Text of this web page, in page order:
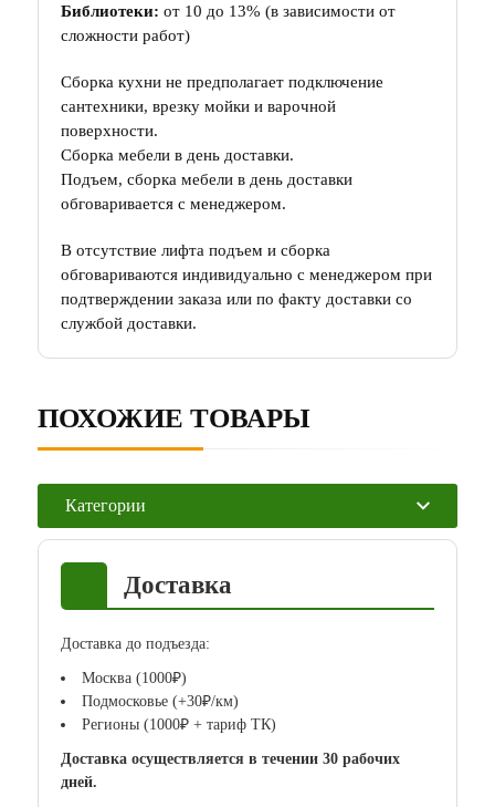
Категории
Доставка
Доставка до подъезда:
Москва (1000₽)
Подмосковье (+30₽/км)
Регионы (1000₽ + тариф ТК)
Доставка осуществляется в течении 30 рабочих
дней.
Библиотеки: от 10 до 13% (в зависимости от
сложности работ)
Сборка кухни не предполагает подключение
сантехники, врезку мойки и варочной
поверхности.
Сборка мебели в день доставки.
Подъем, сборка мебели в день доставки
обговаривается с менеджером.
В отсутствие лифта подъем и сборка
обговариваются индивидуально с менеджером при
подтверждении заказа или по факту доставки со
службой доставки.
ПОХОЖИЕ ТОВАРЫ